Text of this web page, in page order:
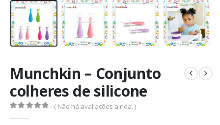
Munchkin – Conjunto
colheres de silicone
( Não há avaliações ainda. )